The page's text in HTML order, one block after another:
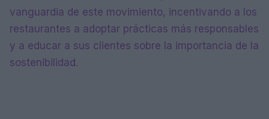
vanguardia de este movimiento, incentivando a los
restaurantes a adoptar prácticas más responsables
y a educar a sus clientes sobre la importancia de la
sostenibilidad.